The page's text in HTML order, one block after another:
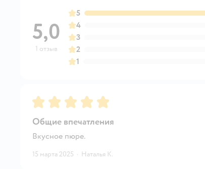
5,0
1 отзыв
5
4
3
2
1
Рейтинг:5
Общие впечатления
Вкусное пюре.
15 марта 2025 · Наталья К.